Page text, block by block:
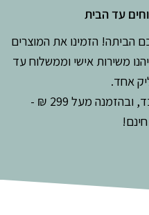
עד הבית
הביתה! הזמינו את המוצרים
משירות אישי וממשלוח עד
אחד.
עלות המשלוח היא 40 ₪ בלבד, ובהזמנה מעל 299 ₪ -